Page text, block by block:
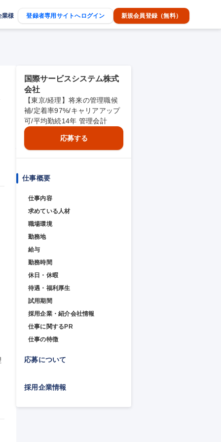
業様 登録者専用サイトへログイン 新規会員登録（無料）
国際サービスシステム株式
会社
【東京/経理】将来の管理職候
補/定着率97%/キャリアアップ
可/平均勤続14年 管理会計
応募する
仕事概要
仕事内容
求めている人材
職場環境
勤務地
給与
勤務時間
休日・休暇
待遇・福利厚生
試用期間
採用企業・紹介会社情報
仕事に関するPR
仕事の特徴
応募について
採用企業情報